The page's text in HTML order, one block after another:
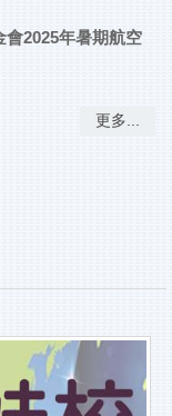
2025年暑期航空
更多...